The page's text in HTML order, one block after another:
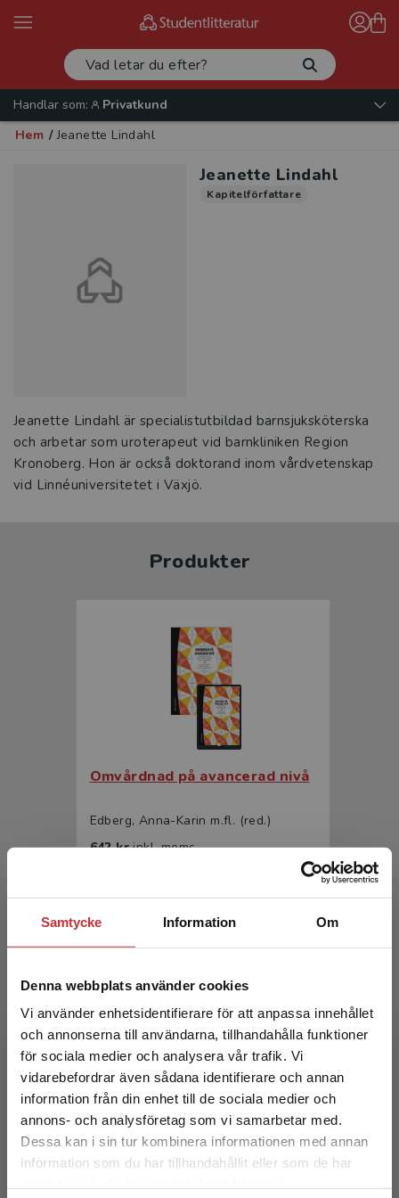
Samtycke Information Om
Denna webbplats använder cookies
Vi använder enhetsidentifierare för att anpassa innehållet
och annonserna till användarna, tillhandahålla funktioner
för sociala medier och analysera vår trafik. Vi
vidarebefordrar även sådana identifierare och annan
information från din enhet till de sociala medier och
annons- och analysföretag som vi samarbetar med.
Dessa kan i sin tur kombinera informationen med annan
information som du har tillhandahållit eller som de har
Begränsad fraktregion
Det verkar som att du besöker
studentlitteratur.se via en enhet utanför Sverige.
Handlar som:
Privatkund
Hem / Jeanette Lindahl
Jeanette Lindahl
Kapitelförfattare
Jeanette Lindahl är specialistutbildad barnsjuksköterska
och arbetar som uroterapeut vid barnkliniken Region
Kronoberg. Hon är också doktorand inom vårdvetenskap
vid Linnéuniversitetet i Växjö.
Produkter
Omvårdnad på avancerad nivå
Edberg, Anna-Karin m.fl. (red.)
642 krinkl. moms
Omvårdnad på avancerad nivå
Edberg, Anna-Karin m.fl. (red.)
409 krinkl. moms
Exkl. moms: 386 kr